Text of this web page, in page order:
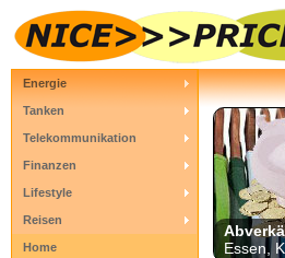
Energie
Tanken
Telekommunikation
Finanzen
Lifestyle
Reisen
Home
Essen,